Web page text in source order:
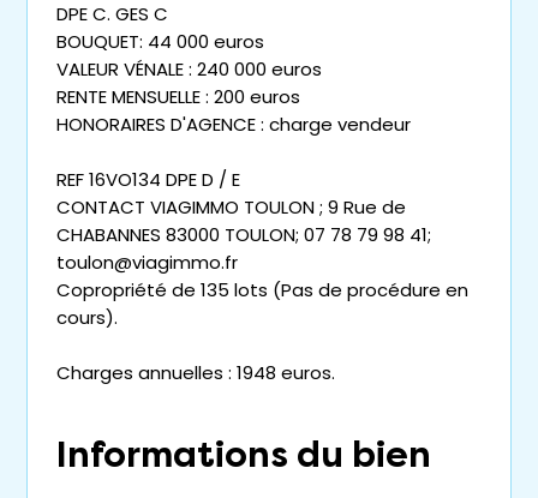
DPE C. GES C
BOUQUET: 44 000 euros
VALEUR VÉNALE : 240 000 euros
RENTE MENSUELLE : 200 euros
HONORAIRES D'AGENCE : charge vendeur
REF 16VO134 DPE D / E
CONTACT VIAGIMMO TOULON ; 9 Rue de
CHABANNES 83000 TOULON; 07 78 79 98 41;
toulon@viagimmo.fr
Copropriété de 135 lots (Pas de procédure en
cours).
Charges annuelles : 1948 euros.
Informations du bien